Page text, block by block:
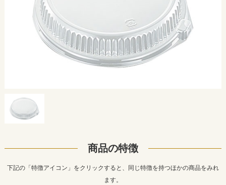
商品の特徴
下記の「特徴アイコン」をクリックすると、同じ特徴を持つほかの商品をみれ
ます。